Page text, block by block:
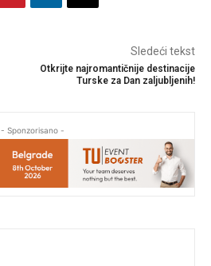
Sledeći tekst
Otkrijte najromantičnije destinacije
Turske za Dan zaljubljenih!
- Sponzorisano -